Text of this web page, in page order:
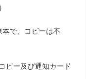
で、コピーは不
ピー及び通知カード